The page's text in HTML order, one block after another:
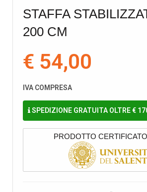
STAFFA
200 CM
€ 54,00
IVA COMPRESA
SPEDIZIONE GRATUITA OLTRE €
PRODOTTO